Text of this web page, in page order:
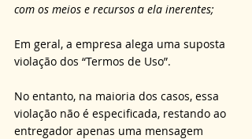
com os meios e recursos a ela inerentes;
Em geral, a empresa alega uma suposta
violação dos “Termos de Uso”.
No entanto, na maioria dos casos, essa
violação não é especificada, restando ao
entregador apenas uma mensagem